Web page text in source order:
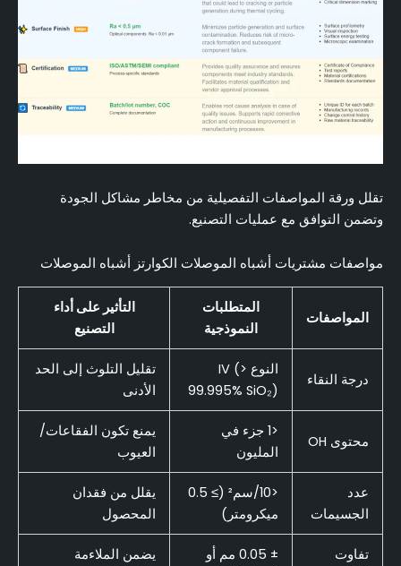
تقلل ورقة المواصفات التفصيلية من مخاطر مشاكل الجودة
وتضمن التوافق مع عمليات التصنيع.
مواصفات مشتريات أشباه الموصلات الكوارتز أشباه الموصلات
المواصفات
المتطلبات
النموذجية
التأثير على أداء
التصنيع
درجة النقاء
النوع IV (>
99.995% SiO₂)
تقليل التلوث إلى الحد
الأدنى
محتوى OH
<1 جزء في
المليون
يمنع تكون الفقاعات/
العيوب
عدد
الجسيمات
<10/سم² (≥ 0.5
ميكرومتر)
يقلل من فقدان
المحصول
تفاوت
± 0.05 مم أو
يضمن الملاءمة